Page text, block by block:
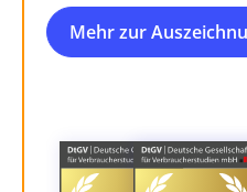
Mehr zur